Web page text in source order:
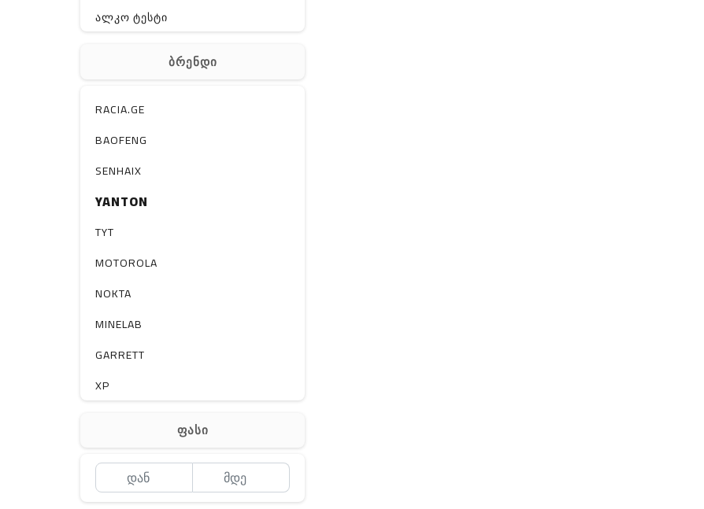
ალკო ტესტი
ელ. მოწყობილობები
მაგნიტი
სხვა
ბრენდი
RACIA.GE
BAOFENG
SENHAIX
YANTON
TYT
MOTOROLA
NOKTA
MINELAB
GARRETT
XP
ფასი